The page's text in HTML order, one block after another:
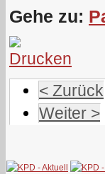
Gehe zu:
< Zurück
Weiter >